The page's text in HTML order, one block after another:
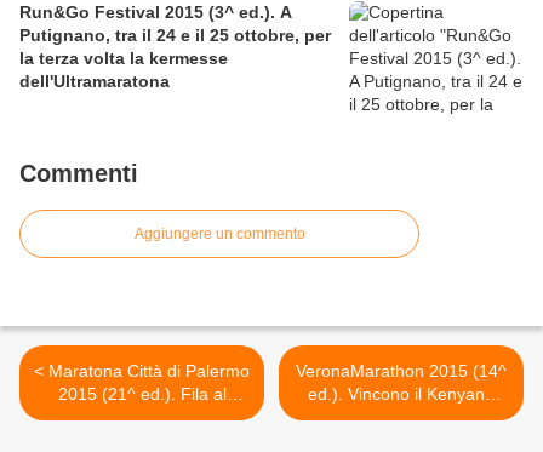
12 ore di Nicolangelo D'Avanzo
Run&Go Festival 2015 (3^ ed.). A
Putignano, tra il 24 e il 25 ottobre, per
la terza volta la kermesse
dell'Ultramaratona
Commenti
Aggiungere un commento
< Maratona Città di Palermo
2015 (21^ ed.). Fila al
Marathon Village per il ritiro
VeronaMarathon 2015 (14^
ed.). Vincono il Kenyano
Jackson Lokochol e la